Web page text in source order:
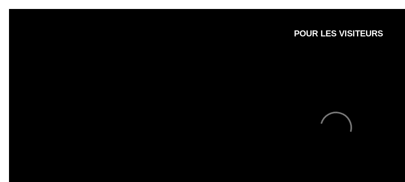
POUR LES VISITEURS